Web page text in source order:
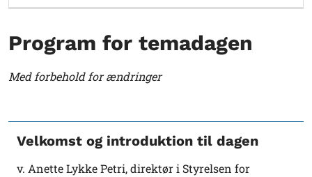
Program for temadagen
Med forbehold for ændringer
Velkomst og introduktion til dagen
v. Anette Lykke Petri, direktør i Styrelsen for